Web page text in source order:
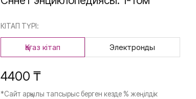
КІТАП ТҮРІ:
Қағаз кітап Электронды
4400 ₸
*Сайт арқылы тапсырыс берген кезде % жеңілдік